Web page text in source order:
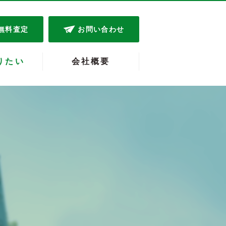
料査定 お問い合わせ
たい 会社概要